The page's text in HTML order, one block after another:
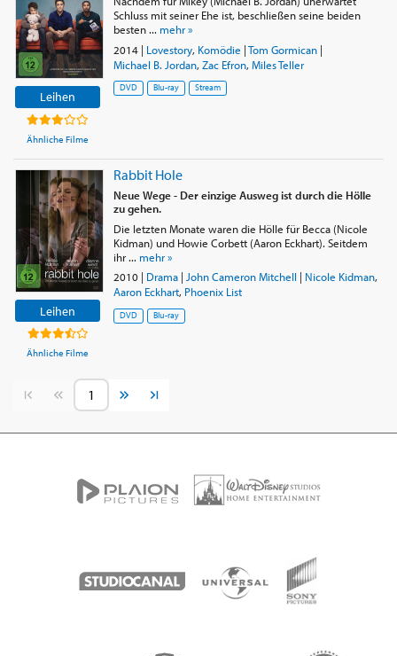
Leihen
Ähnliche Filme
Schluss mit seiner Ehe ist, beschließen seine beiden
besten ... mehr »
2014| Lovestory, Komödie |Tom Gormican|
Michael B. Jordan, Zac Efron, Miles Teller
DVD Blu-ray Stream
Leihen
Ähnliche Filme
Rabbit Hole
Neue Wege - Der einzige Ausweg ist durch die Hölle
zu gehen.
Die letzten Monate waren die Hölle für Becca (Nicole
Kidman) und Howie Corbett (Aaron Eckhart). Seitdem
ihr ... mehr »
2010| Drama| John Cameron Mitchell| Nicole Kidman,
Aaron Eckhart, Phoenix List
DVD Blu-ray
Vorherige SeiteNächste Seite